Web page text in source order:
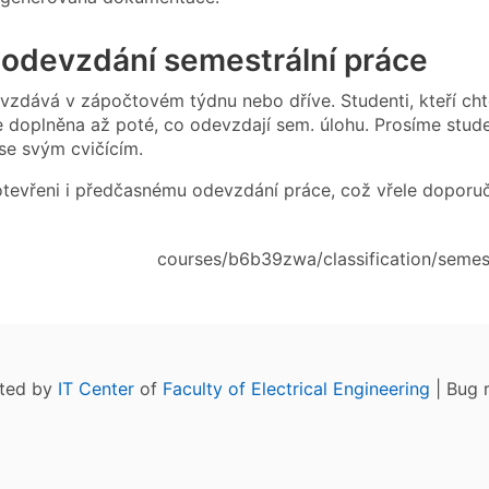
semestrální práce
v zápočtovém týdnu nebo dříve. Studenti, kteří
doplněna až poté, co odevzdají sem. úlohu. Prosíme
svým cvičícím.
i předčasnému odevzdání práce, což vřele
courses/b6b39zwa/classification/
by IT Center of Faculty of Electrical Engineering | Bug